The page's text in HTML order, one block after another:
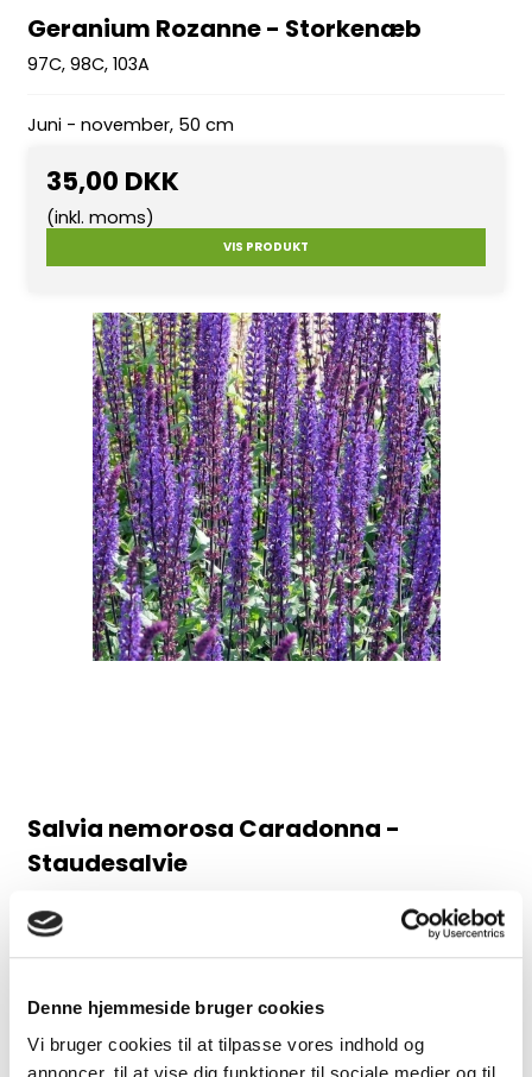
Denne hjemmeside bruger cookies
Vi bruger cookies til at tilpasse vores indhold og
Geranium Rozanne - Storkenæb
97C, 98C, 103A
Juni - november, 50 cm
35,00 DKK
(inkl. moms)
VIS PRODUKT
Salvia nemorosa Caradonna -
Staudesalvie
Juni-august, 60 cm
30,00 DKK
(inkl. moms)